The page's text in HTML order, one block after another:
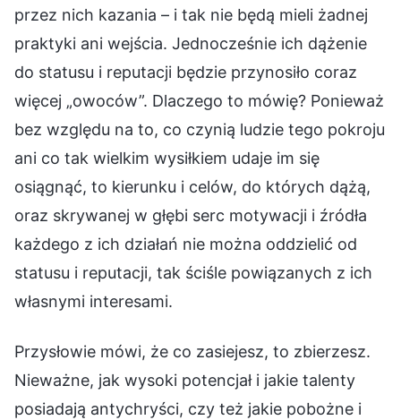
przez nich kazania – i tak nie będą mieli żadnej
praktyki ani wejścia. Jednocześnie ich dążenie
do statusu i reputacji będzie przynosiło coraz
więcej „owoców”. Dlaczego to mówię? Ponieważ
bez względu na to, co czynią ludzie tego pokroju
ani co tak wielkim wysiłkiem udaje im się
osiągnąć, to kierunku i celów, do których dążą,
oraz skrywanej w głębi serc motywacji i źródła
każdego z ich działań nie można oddzielić od
statusu i reputacji, tak ściśle powiązanych z ich
własnymi interesami.
Przysłowie mówi, że co zasiejesz, to zbierzesz.
Nieważne, jak wysoki potencjał i jakie talenty
posiadają antychryści, czy też jakie pobożne i